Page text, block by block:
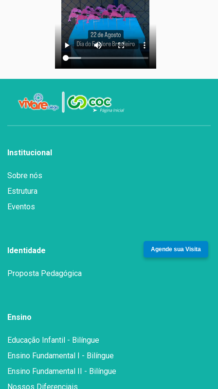
Agende sua Visita
Institucional
Sobre nós
Estrutura
Eventos
Identidade
Proposta Pedagógica
Ensino
Educação Infantil - Bilíngue
Ensino Fundamental I - Bilíngue
Ensino Fundamental II - Bilíngue
Nossos Diferenciais